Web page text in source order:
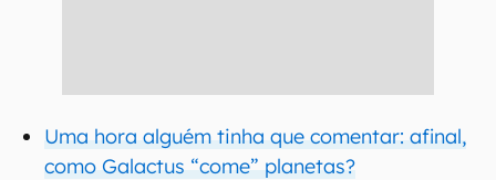
Uma hora alguém tinha que comentar: afinal,
como Galactus “come” planetas?